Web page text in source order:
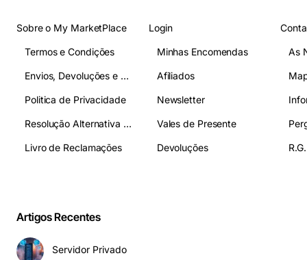
Sobre o My MarketPlace
Termos e Condições
Envios, Devoluções e Pagamentos
Politica de Privacidade
Resolução Alternativa de Litígios
Livro de Reclamações
Login
Minhas Encomendas
Afiliados
Newsletter
Vales de Presente
Devoluções
As
Artigos Recentes
Servidor Privado